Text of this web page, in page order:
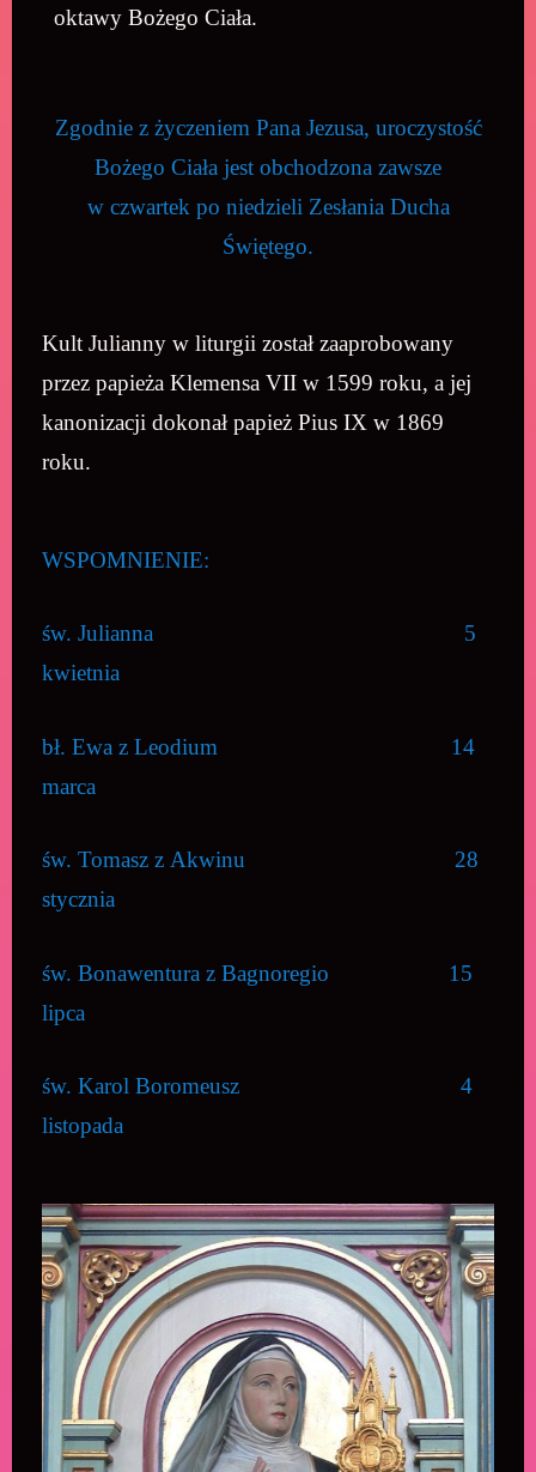
oktawy Bożego Ciała.
Zgodnie z życzeniem Pana Jezusa, uroczystość
Bożego Ciała jest obchodzona zawsze
w czwartek po niedzieli Zesłania Ducha
Świętego.
Kult Julianny w liturgii został zaaprobowany
przez papieża Klemensa VII w 1599 roku, a jej
kanonizacji dokonał papież Pius IX w 1869
roku.
WSPOMNIENIE:
św. Julianna 5
kwietnia
bł. Ewa z Leodium 14
marca
św. Tomasz z Akwinu 28
stycznia
św. Bonawentura z Bagnoregio 15
lipca
św. Karol Boromeusz 4
listopada